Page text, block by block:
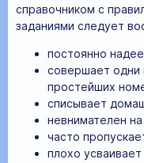
справочником с
заданиями следует
постоянно
совершает
простейших
списывает
невнимателен на
часто
плохо